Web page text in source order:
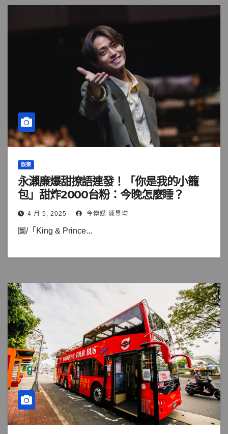
娛樂
永瀨廉爆甜撩語連發！「你是我的小籠
包」甜炸2000台粉：今晚怎麼睡？
4 月 5, 2025 今傳媒 陳昱均
圖/「King & Prince...